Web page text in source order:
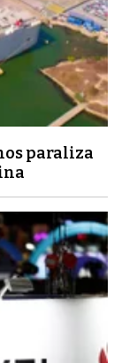
paraliza